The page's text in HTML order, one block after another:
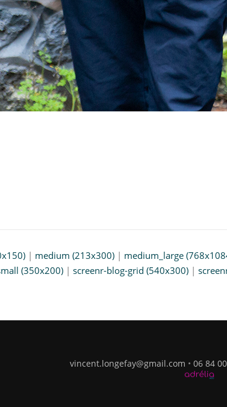
| medium (213x300) | medium_large
(350x200) | screenr-blog-grid (540x300) |
vincent.longefay@gmail.com • 06 84